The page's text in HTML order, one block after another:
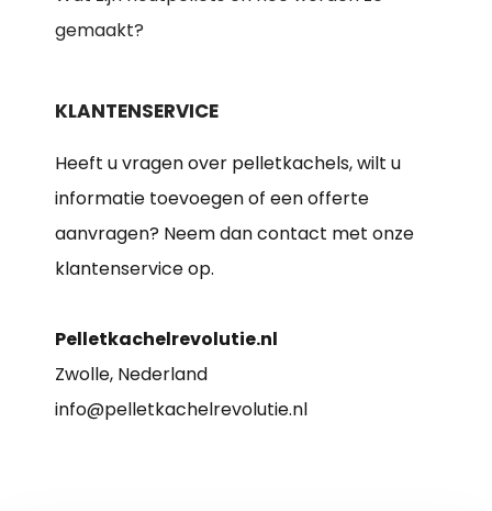
gemaakt?
KLANTENSERVICE
Heeft u vragen over pelletkachels, wilt u
informatie toevoegen of een offerte
aanvragen? Neem dan contact met onze
klantenservice op.
Pelletkachelrevolutie.nl
Zwolle, Nederland
info@pelletkachelrevolutie.nl